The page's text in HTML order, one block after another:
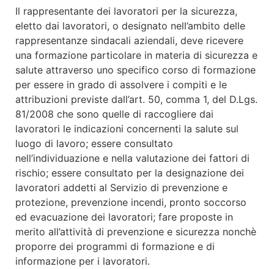
Il rappresentante dei lavoratori per la sicurezza,
eletto dai lavoratori, o designato nell’ambito delle
rappresentanze sindacali aziendali, deve ricevere
una formazione particolare in materia di sicurezza e
salute attraverso uno specifico corso di formazione
per essere in grado di assolvere i compiti e le
attribuzioni previste dall’art. 50, comma 1, del D.Lgs.
81/2008 che sono quelle di raccogliere dai
lavoratori le indicazioni concernenti la salute sul
luogo di lavoro; essere consultato
nell’individuazione e nella valutazione dei fattori di
rischio; essere consultato per la designazione dei
lavoratori addetti al Servizio di prevenzione e
protezione, prevenzione incendi, pronto soccorso
ed evacuazione dei lavoratori; fare proposte in
merito all’attività di prevenzione e sicurezza nonchè
proporre dei programmi di formazione e di
informazione per i lavoratori.